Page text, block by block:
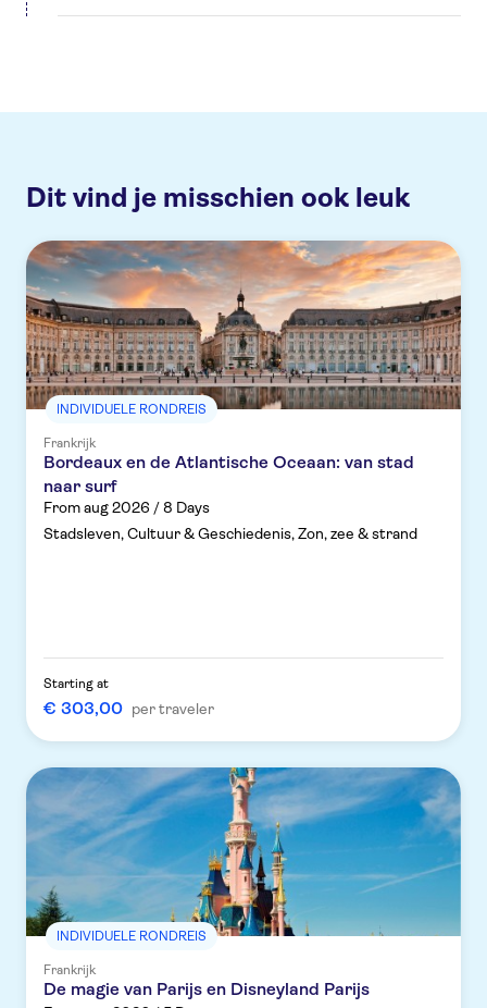
Dit vind je misschien ook leuk
INDIVIDUELE RONDREIS
Frankrijk
Bordeaux en de Atlantische Oceaan: van stad
naar surf
From aug 2026 / 8 Days
Stadsleven, Cultuur & Geschiedenis, Zon, zee & strand
Starting at
€ 303,00 per traveler
INDIVIDUELE RONDREIS
Frankrijk
De magie van Parijs en Disneyland Parijs